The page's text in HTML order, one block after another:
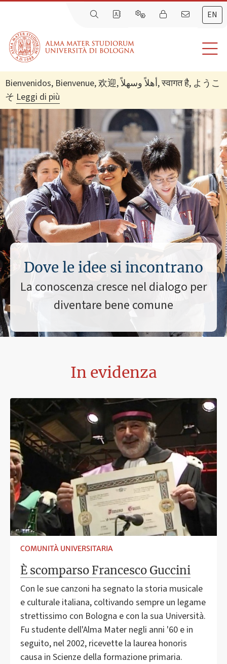
EN
Bienvenidos, Bienvenue, 欢迎, أهلاً وسهلاً, स्वागत है, ようこ
そ Leggi di più
Dove le idee si incontrano
La conoscenza cresce nel dialogo per
diventare bene comune
In evidenza
COMUNITÀ UNIVERSITARIA
È scomparso Francesco Guccini
Con le sue canzoni ha segnato la storia musicale
e culturale italiana, coltivando sempre un legame
strettissimo con Bologna e con la sua Università.
Fu studente dell'Alma Mater negli anni '60 e in
seguito, nel 2002, ricevette la laurea honoris
causa in Scienze della formazione primaria.